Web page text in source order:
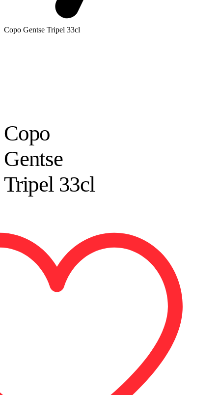
Copo Gentse Tripel 33cl
Copo
Gentse
Tripel 33cl